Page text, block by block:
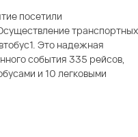
посетили
транспортных
Это надежная
события 335 рейсов,
и 10 легковыми